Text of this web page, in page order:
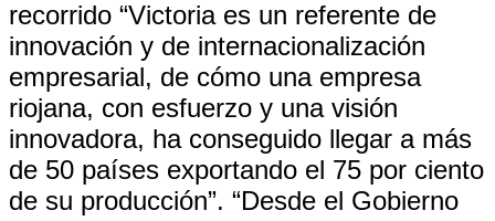
recorrido “Victoria es un referente de
innovación y de internacionalización
empresarial, de cómo una empresa
riojana, con esfuerzo y una visión
innovadora, ha conseguido llegar a más
de 50 países exportando el 75 por ciento
de su producción”. “Desde el Gobierno